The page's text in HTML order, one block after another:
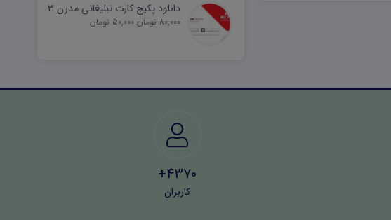
دانلود پکیج کارت تبلیغاتی مدرن ۳
80,000 تومان 50,000 تومان
4370+
کاربران